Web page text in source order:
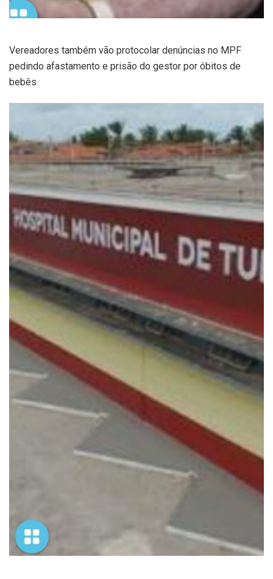
Vereadores também vão protocolar denúncias no MPF
pedindo afastamento e prisão do gestor por óbitos de
bebês